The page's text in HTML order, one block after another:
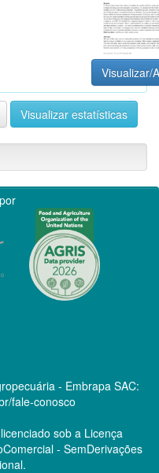
Visualizar/
Visualizar estatísticas
- Embrapa SAC:
fale-conosco
sob a Licença
- SemDerivações